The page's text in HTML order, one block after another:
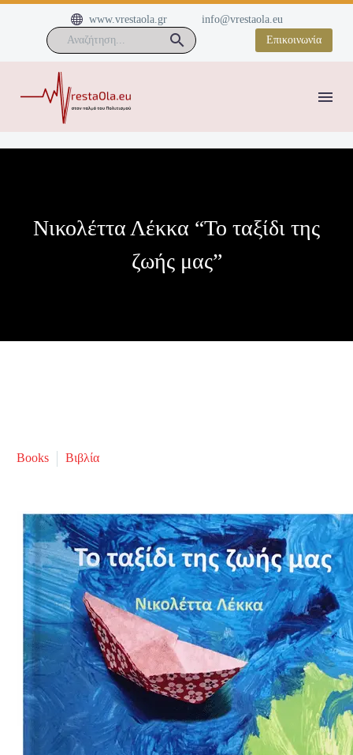

 www.vrestaola.gr
info@vrestaola.eu
Επικοινωνία
Νικολέττα Λέκκα “Το ταξίδι της
ζωής μας”
Books Βιβλία